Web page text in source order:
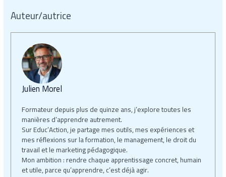
Auteur/autrice
Julien Morel
Formateur depuis plus de quinze ans, j’explore toutes les
manières d’apprendre autrement.
Sur Educ’Action, je partage mes outils, mes expériences et
mes réflexions sur la formation, le management, le droit du
travail et le marketing pédagogique.
Mon ambition : rendre chaque apprentissage concret, humain
et utile, parce qu’apprendre, c’est déjà agir.